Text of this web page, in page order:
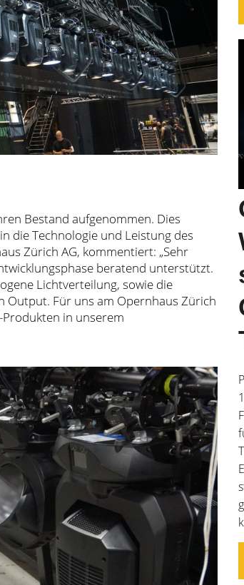
Bestand aufgenommen. Dies
die Technologie und Leistung des
Zürich AG, kommentiert: „Sehr
beratend unterstützt.
Lichtverteilung, sowie die
Output. Für uns am Opernhaus Zürich
Produkten in unserem